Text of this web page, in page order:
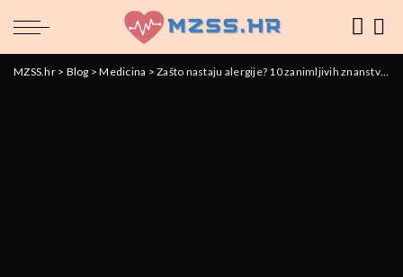
MZSS.hr> Blog >Medicina >Zašto nastaju alergije? 10 zanimljivih znanstvenih otkrića